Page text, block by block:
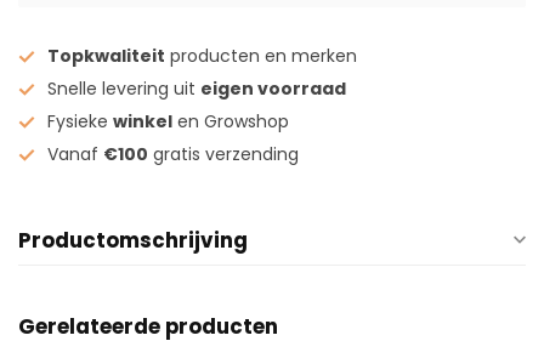
Topkwaliteit producten en merken
Snelle levering uit eigen voorraad
Fysieke winkel en Growshop
Vanaf €100 gratis verzending
Productomschrijving
Gerelateerde producten